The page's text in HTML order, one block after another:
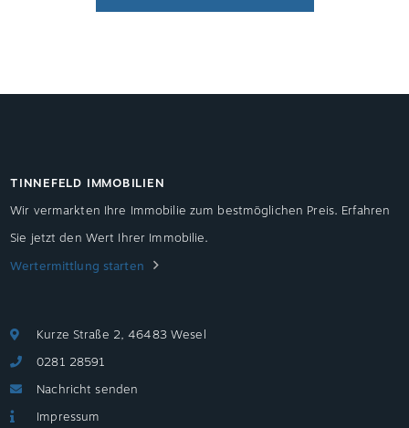
TINNEFELD IMMOBILIEN
Wir vermarkten Ihre Immobilie zum bestmöglichen Preis. Erfahren
Sie jetzt den Wert Ihrer Immobilie.
Wertermittlung starten
Kurze Straße 2, 46483 Wesel
0281 28591
Nachricht senden
Impressum